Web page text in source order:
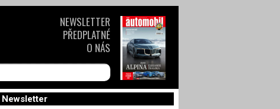
Newsletter
NEWSLETTER
PŘEDPLATNÉ
O NÁS